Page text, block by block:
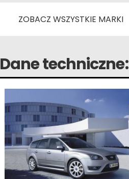
ZOBACZ WSZYSTKIE MARKI
Dane techniczne: